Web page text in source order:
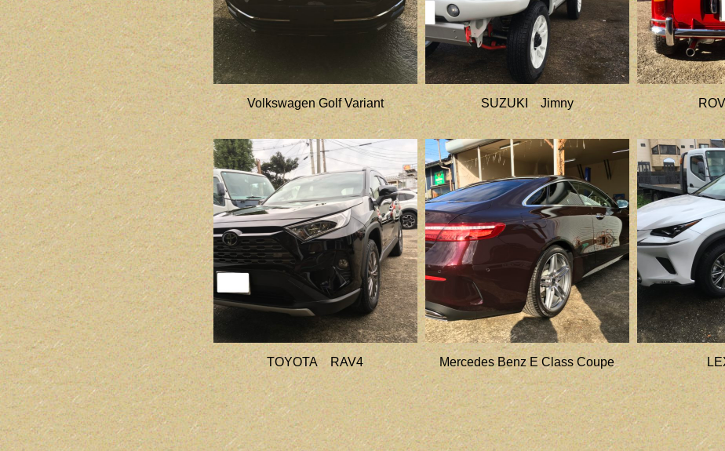
Volkswagen Golf Variant SUZUKI Jimny
TOYOTA RAV4 Mercedes Benz E Class Coupe